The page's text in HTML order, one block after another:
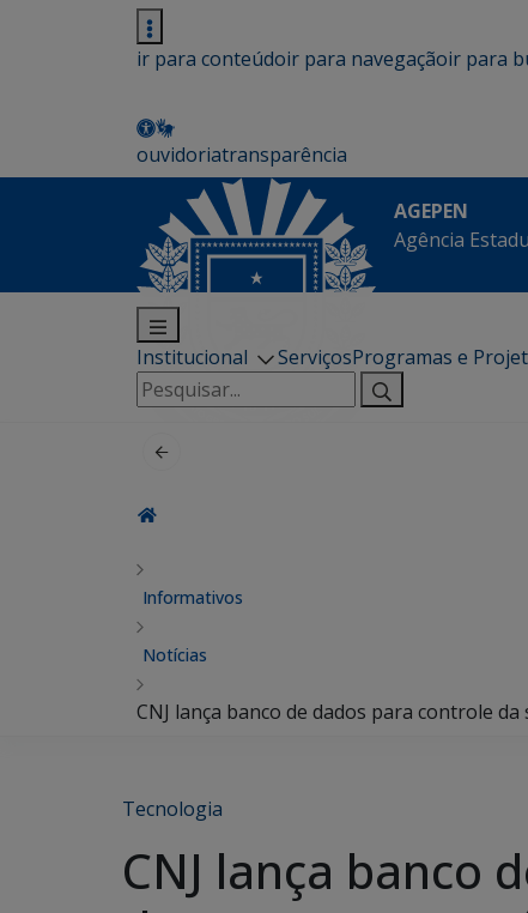
ir para conteúdoir para navegaçãoir para
ouvidoriatransparência
AGEPEN
Agência
Institucional ServiçosProgramas e
Pesquisar
por:
Informativos
Notícias
CNJ lança banco de dados para controle
Tecnologia
CNJ lança banco